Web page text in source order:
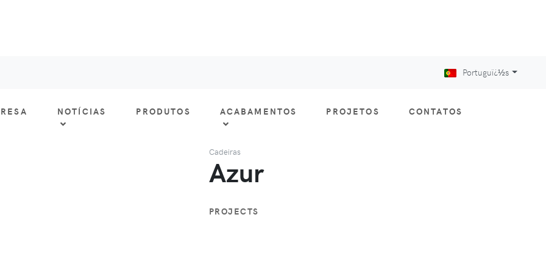
Portuguï¿½s
NOTÍCIAS PRODUTOS ACABAMENTOS PROJETOS CONTATOS
Cadeiras
Azur
PROJECTS